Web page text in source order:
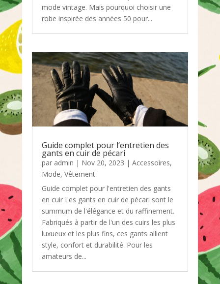
mode vintage. Mais pourquoi choisir une
robe inspirée des années 50 pour...
Guide complet pour l’entretien des
gants en cuir de pécari
par admin | Nov 20, 2023 | Accessoires,
Mode, Vêtement
Guide complet pour l'entretien des gants
en cuir Les gants en cuir de pécari sont le
summum de l'élégance et du raffinement.
Fabriqués à partir de l'un des cuirs les plus
luxueux et les plus fins, ces gants allient
style, confort et durabilité. Pour les
amateurs de...